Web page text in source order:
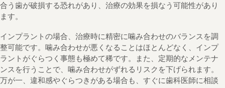
合う歯が破損する恐れがあり、治療の効果を損なう可能性があり
ます。
インプラントの場合、治療時に精密に噛み合わせのバランスを調
整可能です。噛み合わせが悪くなることはほとんどなく、インプ
ラントがぐらつく事態も極めて稀です。また、定期的なメンテナ
ンスを行うことで、噛み合わせがずれるリスクを下げられます。
万が一、違和感やぐらつきがある場合も、すぐに歯科医師に相談